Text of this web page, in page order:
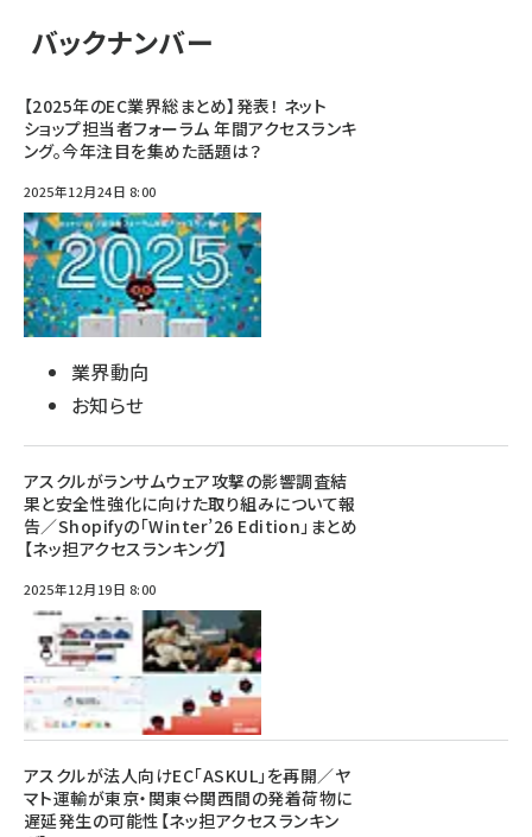
バックナンバー
【2025年のEC業界総まとめ】発表！ ネット
ショップ担当者フォーラム 年間アクセスランキ
ング。今年注目を集めた話題は？
2025年12月24日 8:00
業界動向
お知らせ
アスクルがランサムウェア攻撃の影響調査結
果と安全性強化に向けた取り組みについて報
告／Shopifyの「Winter’26 Edition」まとめ
【ネッ担アクセスランキング】
2025年12月19日 8:00
アスクルが法人向けEC「ASKUL」を再開／ヤ
マト運輸が東京・関東⇔関西間の発着荷物に
遅延発生の可能性【ネッ担アクセスランキン